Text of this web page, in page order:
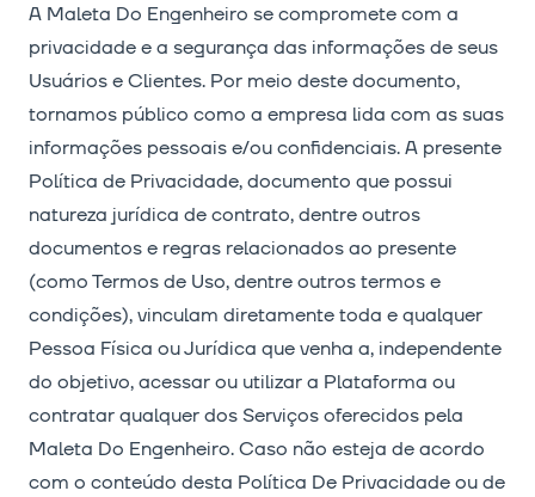
A Maleta Do Engenheiro se compromete com a
privacidade e a segurança das informações de seus
Usuários e Clientes. Por meio deste documento,
tornamos público como a empresa lida com as suas
informações pessoais e/ou confidenciais. A presente
Política de Privacidade, documento que possui
natureza jurídica de contrato, dentre outros
documentos e regras relacionados ao presente
(como Termos de Uso, dentre outros termos e
condições), vinculam diretamente toda e qualquer
Pessoa Física ou Jurídica que venha a, independente
do objetivo, acessar ou utilizar a Plataforma ou
contratar qualquer dos Serviços oferecidos pela
Maleta Do Engenheiro. Caso não esteja de acordo
com o conteúdo desta Política De Privacidade ou de